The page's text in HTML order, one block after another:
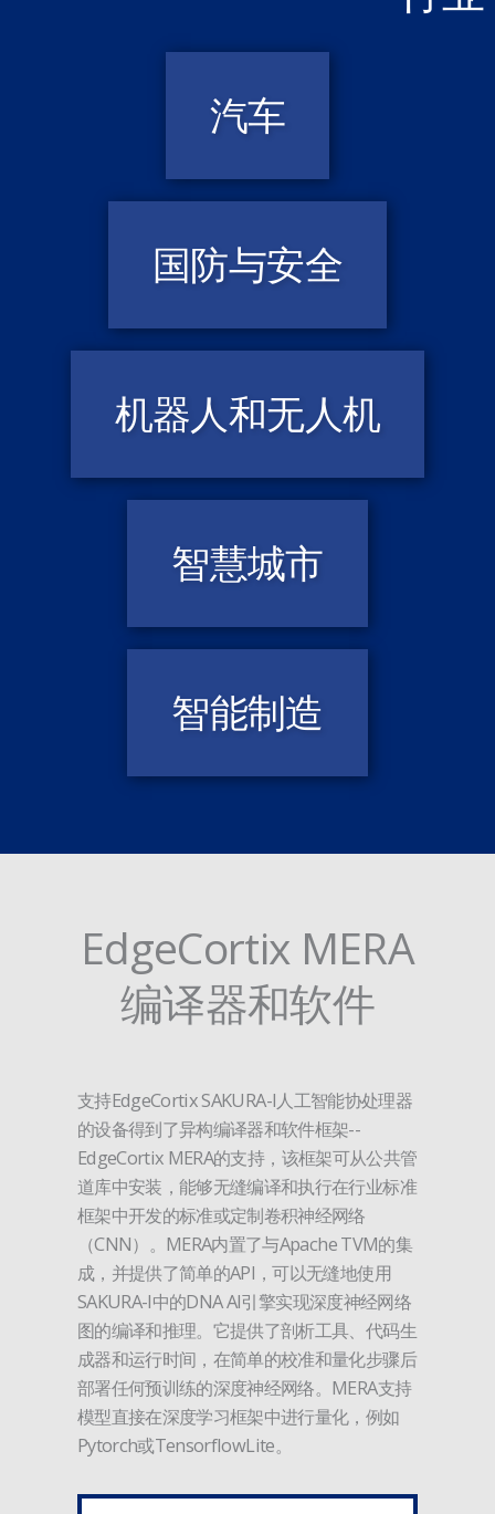
汽车
国防与安全
机器人和无人机
智慧城市
智能制造
EdgeCortix MERA
编译器和软件
支持EdgeCortix SAKURA-I人工智能协处理器
的设备得到了异构编译器和软件框架--
EdgeCortix MERA的支持，该框架可从公共管
道库中安装，能够无缝编译和执行在行业标准
框架中开发的标准或定制卷积神经网络
（CNN）。MERA内置了与Apache TVM的集
成，并提供了简单的API，可以无缝地使用
SAKURA-I中的DNA AI引擎实现深度神经网络
图的编译和推理。它提供了剖析工具、代码生
成器和运行时间，在简单的校准和量化步骤后
部署任何预训练的深度神经网络。MERA支持
模型直接在深度学习框架中进行量化，例如
Pytorch或TensorflowLite。